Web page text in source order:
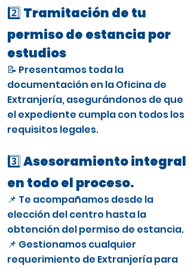
2️⃣ Tramitación de tu
permiso de estancia por
estudios
📝 Presentamos toda la
documentación en la Oficina de
Extranjería, asegurándonos de que
el expediente cumpla con todos los
requisitos legales.
3️⃣ Asesoramiento integral
en todo el proceso.
📌 Te acompañamos desde la
elección del centro hasta la
obtención del permiso de estancia.
📌 Gestionamos cualquier
requerimiento de Extranjería para